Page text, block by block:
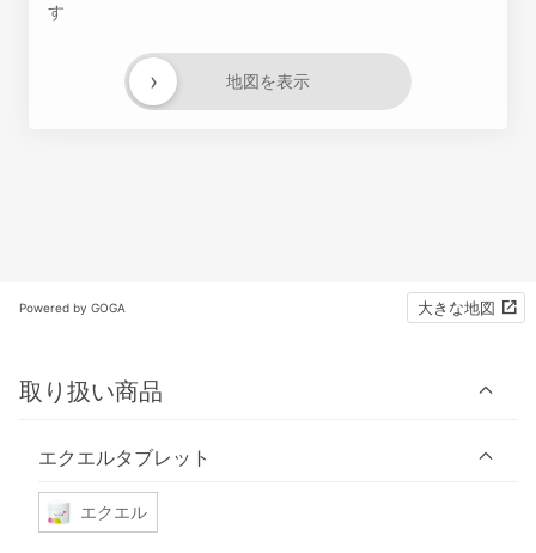
す
地図を表示
›
Powered by GOGA 大きな地図
取り扱い商品
エクエルタブレット
エクエル